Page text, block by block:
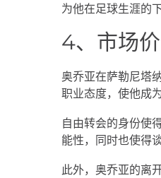
为他在足球生涯的
4、市场
奥乔亚在萨勒尼塔
职业态度，使他成
自由转会的身份使
能性，同时也使得
此外，奥乔亚的离